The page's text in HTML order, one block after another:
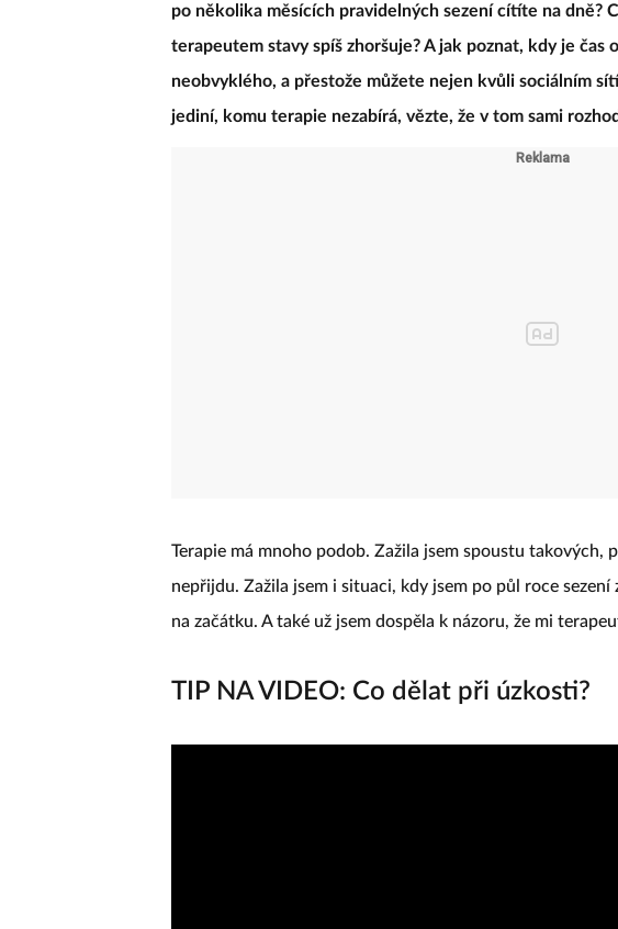
po několika měsících pravidelných sezení cítíte na dně?
terapeutem stavy spíš zhoršuje? A jak poznat, kdy je čas
neobvyklého, a přestože můžete nejen kvůli sociálním
jediní, komu terapie nezabírá, vězte, že v tom sami
Terapie má mnoho podob. Zažila jsem spoustu takových,
nepřijdu. Zažila jsem i situaci, kdy jsem po půl roce
na začátku. A také už jsem dospěla k názoru, že mi
TIP NA VIDEO: Co dělat při úzkosti?